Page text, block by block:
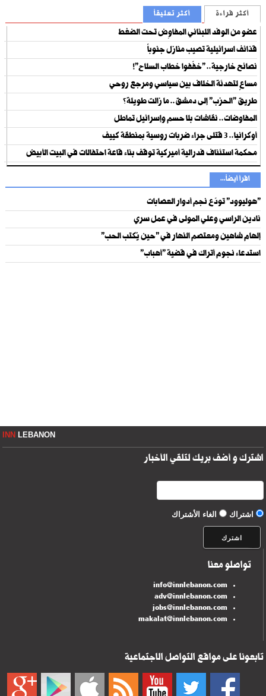
أكثر قراءة أكثر تعليقاً
عضو من الوفد اللبناني المفاوِض تحت الضغط
قذائف اسرائيلية تصيب منازل جنوباً
نصائح خارجية.. "خفّفوا خطاب السلاح"!
مساعٍ لتهدئة الخلاف بين سياسي ومرجع روحي
طريق "الحزب" إلى دمشق.. ما زالت طويلة؟
المفاوضات.. نقاشات بلا حسم وإسرائيل تماطل
أوكرانيا.. 3 قتلى جراء ضربات روسية بمنطقة كييف
‏محكمة استئناف فدرالية أميركية توقف بناء قاعة احتفالات في البيت الأبيض
اقرأ أيضاً...
"هوليوود" تودّع نجم أدوار العصابات
نادين الراسي وعلي المولى في عمل سري
إلهام شاهين ومعتصم النهار في "حين يُكتب الحب"
استدعاء نجوم أتراك في قضية "أهباب"
INNLEBANON
اشترك و أضف بريك لتلقي الأخبار
اشتراك الغاء الأشتراك
تواصلو معنا
info@innlebanon.com
adv@innlebanon.com
jobs@innlebanon.com
makalat@innlebanon.com
تابعونا على مواقع التواصل الاجتماعية